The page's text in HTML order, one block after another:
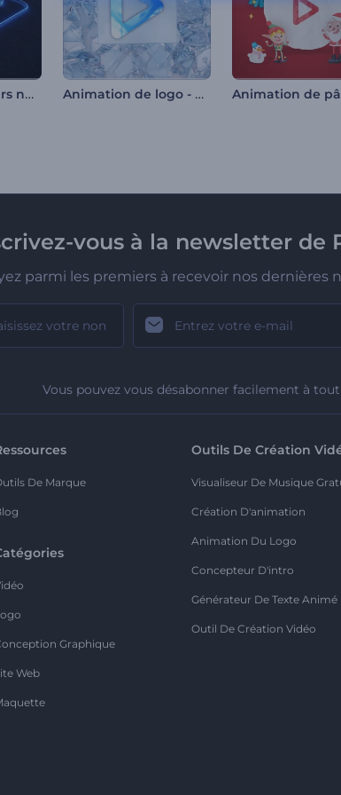
Intro aux contours néon Animation de logo - Éclats de verre brisé
vous à la newsletter de
parmi les premiers à recevoir nos dernières
Vous pouvez vous désabonner facilement à
De Marque
Graphique
Web
Outils De Création
Visualiseur De Musique
Création D'animation
Animation Du Logo
Concepteur D'intro
Générateur De Texte Animé
Outil De Création Vidéo